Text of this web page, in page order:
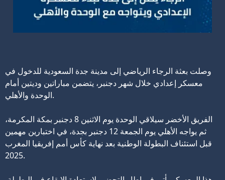
وصلت بعثة الرجاء الرياضي إلى مدينة جدة السعودية للدخول في
معسكر إعدادي خلال شهر دجنبر، يتضمن مباراتين وديتين أمام
الوحدة والأهلي.
الفريق الأخضر سيلاقي الوحدة يوم الاثنين 8 دجنبر بمكة المكرمة،
ثم يواجه الأهلي يوم الجمعة 12 دجنبر بجدة، في اختبارين مهمين
قبل استئناف البطولة الوطنية بعد نهاية كأس أمم إفريقيا المغرب
2025.